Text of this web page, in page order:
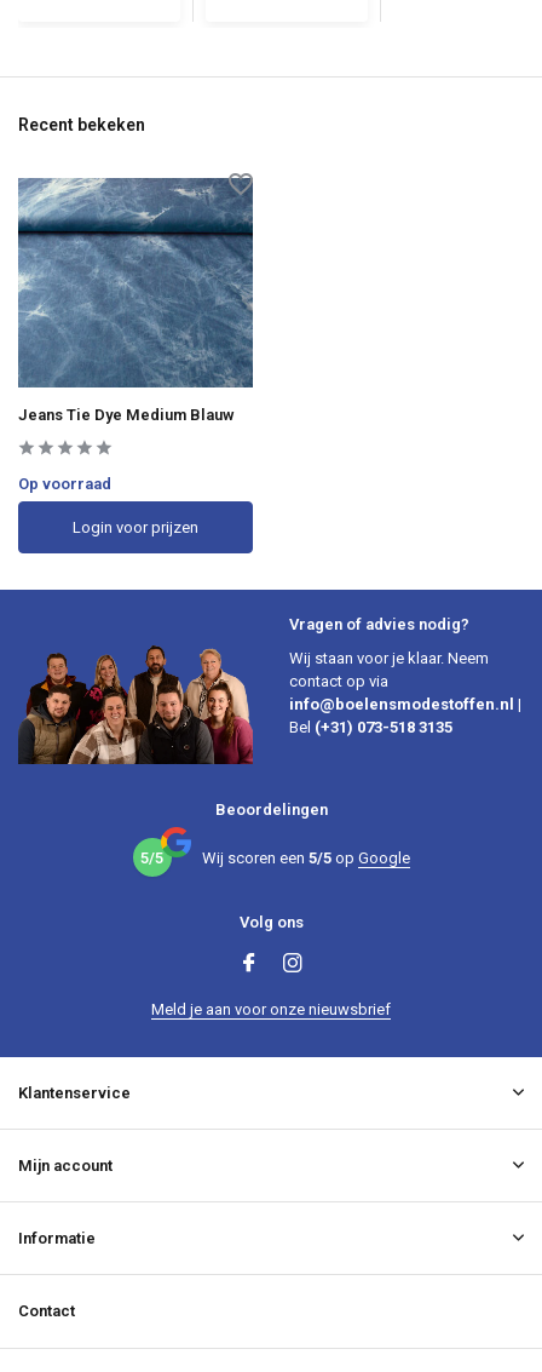
Recent bekeken
Jeans Tie Dye Medium Blauw
Op voorraad
Login voor prijzen
Vragen of advies nodig?
Wij staan voor je klaar. Neem
contact op via
info@boelensmodestoffen.nl |
Bel (+31) 073-518 3135
Beoordelingen
5/5 Wij scoren een 5/5op Google
Volg ons
Meld je aan voor onze nieuwsbrief
Klantenservice
Mijn account
Informatie
Contact